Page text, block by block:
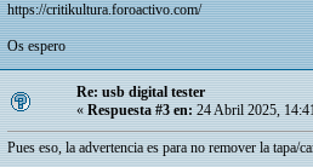
https://critikultura.foroactivo.com/
Os espero
Re: usb digital tester
« Respuesta #3 en: 24 Abril 2025,
Pues eso, la advertencia es para no remover la